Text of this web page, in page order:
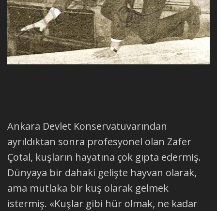
Ankara Devlet Konservatuvarından
ayrıldıktan sonra profesyonel olan Zafer
Çotal, kuşların hayatına çok gıpta edermiş.
Dünyaya bir dahaki gelişte hayvan olarak,
ama mutlaka bir kuş olarak gelmek
istermiş. «Kuşlar gibi hür olmak, ne kadar